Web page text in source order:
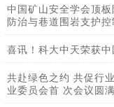
中国矿山安全学会顶
防治与巷道围岩支护
喜讯！科大中天荣获
共赴绿色之约 共促行
业委员会首 次会议圆